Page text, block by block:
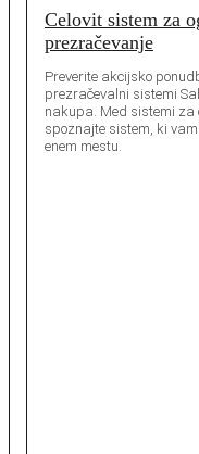
Celovit sistem za
prezračevanje
Preverite akcijsko
prezračevalni sistemi
nakupa. Med sistemi za
spoznajte sistem, ki
enem mestu.